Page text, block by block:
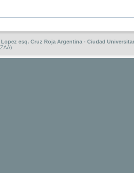
Lopez esq. Cruz Roja Argentina - Ciudad